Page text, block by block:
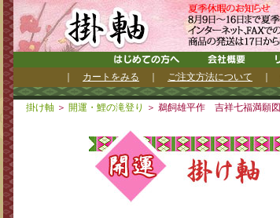
カートをみる ご注文方法について
掛け軸 ＞ 開運・鯉の滝登り ＞ 鵜飼雄平作 吉祥七福満願図